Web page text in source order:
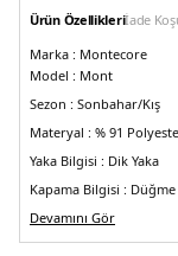
Ürün Özellikleriİade
Marka : Montecore
Model : Mont
Sezon : Sonbahar/Kış
Materyal : % 91
Yaka Bilgisi : Dik Yaka
Kapama Bilgisi : Düğme
Kol Bilgisi :Uzun Kol
Cep Bilgisi :Cepli
Devamını Gör